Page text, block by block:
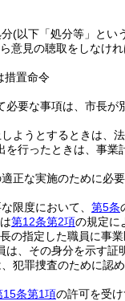
(以下「処分等」とい
意見の聴取をしなけれ
措置命令
要な事項は、市長が
ようとするときは、
を行ったときは、事業
正な実施のために必
限度において、 第5条
第12条第2項の規定に
の指定した職員に事
、その身分を示す証
犯罪捜査のために認
15条第1項の許可を受